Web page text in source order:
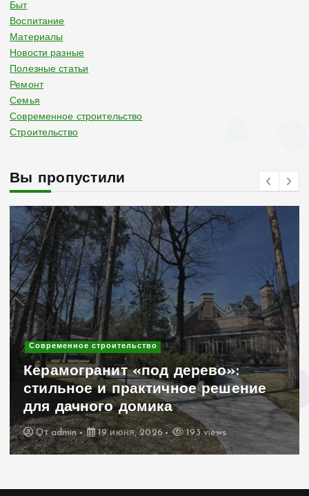
Быт
Воспитание
Материалы
Новости разные
Полезные статьи
Ремонт
Семья
Современное строительство
Строительство
Вы пропустили
Современное строительство
Керамогранит «под дерево»:
стильное и практичное решение
для дачного домика
Отadmin 19 июня, 2026 193 views